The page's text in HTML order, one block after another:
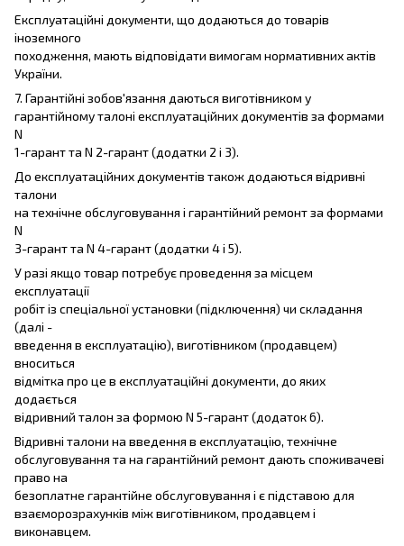
Експлуатаційні документи, що додаються до товарів
іноземного
походження, мають відповідати вимогам нормативних актів
України.
7. Гарантійні зобов'язання даються виготівником у
гарантійному талоні експлуатаційних документів за формами
N
1-гарант та N 2-гарант (додатки 2 і 3).
До експлуатаційних документів також додаються відривні
талони
на технічне обслуговування і гарантійний ремонт за формами
N
3-гарант та N 4-гарант (додатки 4 і 5).
У разі якщо товар потребує проведення за місцем
експлуатації
робіт із спеціальної установки (підключення) чи складання
(далі -
введення в експлуатацію), виготівником (продавцем)
вноситься
відмітка про це в експлуатаційні документи, до яких
додається
відривний талон за формою N 5-гарант (додаток 6).
Відривні талони на введення в експлуатацію, технічне
обслуговування та на гарантійний ремонт дають споживачеві
право на
безоплатне гарантійне обслуговування і є підставою для
взаєморозрахунків між виготівником, продавцем і
виконавцем.